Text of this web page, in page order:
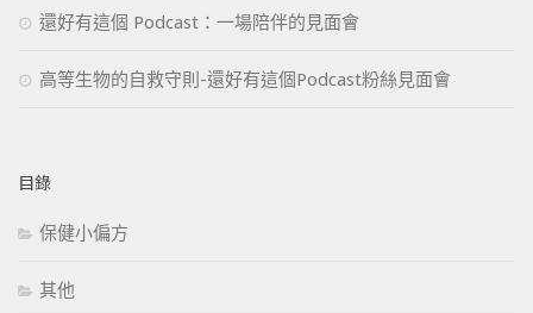
還好有這個 Podcast：一場陪伴的見面會
高等生物的自救守則-還好有這個Podcast粉絲見面會
目錄
保健小偏方
其他